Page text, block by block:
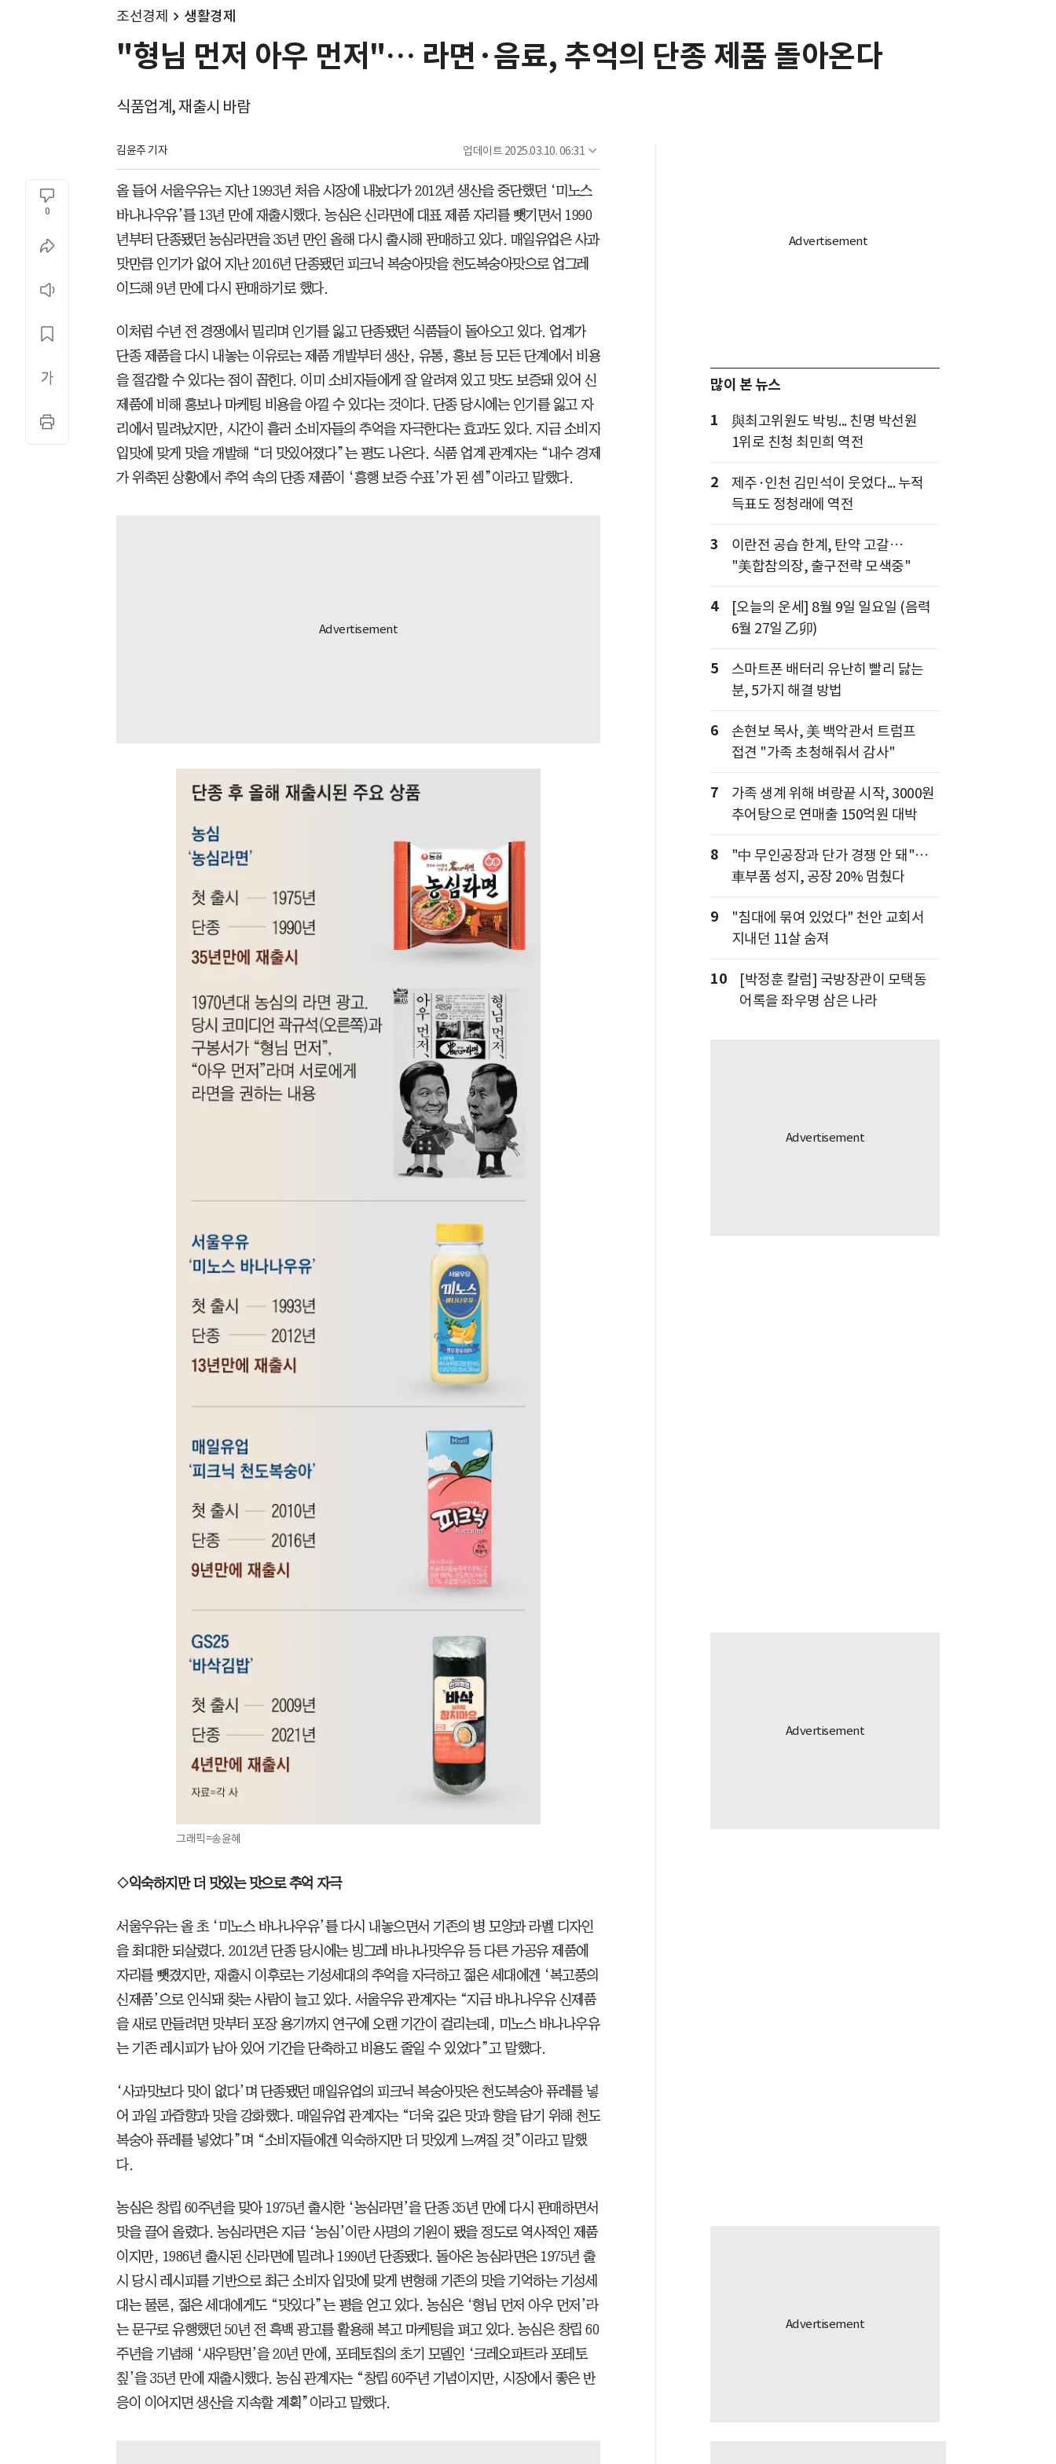
조선경제 생활경제
"형님 먼저 아우 먼저"… 라면·음료, 추억의 단종 제품 돌아온다
식품업계, 재출시 바람
김윤주 기자 업데이트 2025.03.10. 06:31
0
올 들어 서울우유는 지난 1993년 처음 시장에 내놨다가 2012년 생산을 중단했던 ‘미노스
바나나우유’를 13년 만에 재출시했다. 농심은 신라면에 대표 제품 자리를 뺏기면서 1990
년부터 단종됐던 농심라면을 35년 만인 올해 다시 출시해 판매하고 있다. 매일유업은 사과
맛만큼 인기가 없어 지난 2016년 단종됐던 피크닉 복숭아맛을 천도복숭아맛으로 업그레
이드해 9년 만에 다시 판매하기로 했다.
이처럼 수년 전 경쟁에서 밀리며 인기를 잃고 단종됐던 식품들이 돌아오고 있다. 업계가
단종 제품을 다시 내놓는 이유로는 제품 개발부터 생산, 유통, 홍보 등 모든 단계에서 비용
을 절감할 수 있다는 점이 꼽힌다. 이미 소비자들에게 잘 알려져 있고 맛도 보증돼 있어 신
제품에 비해 홍보나 마케팅 비용을 아낄 수 있다는 것이다. 단종 당시에는 인기를 잃고 자
리에서 밀려났지만, 시간이 흘러 소비자들의 추억을 자극한다는 효과도 있다. 지금 소비자
입맛에 맞게 맛을 개발해 “더 맛있어졌다”는 평도 나온다. 식품 업계 관계자는 “내수 경제
가 위축된 상황에서 추억 속의 단종 제품이 ‘흥행 보증 수표’가 된 셈”이라고 말했다.
그래픽=송윤혜
◇익숙하지만 더 맛있는 맛으로 추억 자극
서울우유는 올 초 ‘미노스 바나나우유’를 다시 내놓으면서 기존의 병 모양과 라벨 디자인
을 최대한 되살렸다. 2012년 단종 당시에는 빙그레 바나나맛우유 등 다른 가공유 제품에
자리를 뺏겼지만, 재출시 이후로는 기성세대의 추억을 자극하고 젊은 세대에겐 ‘복고풍의
신제품’으로 인식돼 찾는 사람이 늘고 있다. 서울우유 관계자는 “지금 바나나우유 신제품
을 새로 만들려면 맛부터 포장 용기까지 연구에 오랜 기간이 걸리는데, 미노스 바나나우유
는 기존 레시피가 남아 있어 기간을 단축하고 비용도 줄일 수 있었다”고 말했다.
‘사과맛보다 맛이 없다’며 단종됐던 매일유업의 피크닉 복숭아맛은 천도복숭아 퓨레를 넣
어 과일 과즙향과 맛을 강화했다. 매일유업 관계자는 “더욱 깊은 맛과 향을 담기 위해 천도
복숭아 퓨레를 넣었다”며 “소비자들에겐 익숙하지만 더 맛있게 느껴질 것”이라고 말했
다.
농심은 창립 60주년을 맞아 1975년 출시한 ‘농심라면’을 단종 35년 만에 다시 판매하면서
맛을 끌어 올렸다. 농심라면은 지금 ‘농심’이란 사명의 기원이 됐을 정도로 역사적인 제품
이지만, 1986년 출시된 신라면에 밀려나 1990년 단종됐다. 돌아온 농심라면은 1975년 출
시 당시 레시피를 기반으로 최근 소비자 입맛에 맞게 변형해 기존의 맛을 기억하는 기성세
대는 물론, 젊은 세대에게도 “맛있다”는 평을 얻고 있다. 농심은 ‘형님 먼저 아우 먼저’라
는 문구로 유행했던 50년 전 흑백 광고를 활용해 복고 마케팅을 펴고 있다. 농심은 창립 60
주년을 기념해 ‘새우탕면’을 20년 만에, 포테토칩의 초기 모델인 ‘크레오파트라 포테토
칲’을 35년 만에 재출시했다. 농심 관계자는 “창립 60주년 기념이지만, 시장에서 좋은 반
응이 이어지면 생산을 지속할 계획”이라고 말했다.
많이 본 뉴스
1
與최고위원도 박빙... 친명 박선원
1위로 친청 최민희 역전
2
제주·인천 김민석이 웃었다... 누적
득표도 정청래에 역전
3
이란전 공습 한계, 탄약 고갈…
"美합참의장, 출구전략 모색중"
4
[오늘의 운세] 8월 9일 일요일 (음력
6월 27일 乙卯)
5
스마트폰 배터리 유난히 빨리 닳는
분, 5가지 해결 방법
6
손현보 목사, 美 백악관서 트럼프
접견 "가족 초청해줘서 감사"
7
가족 생계 위해 벼랑끝 시작, 3000원
추어탕으로 연매출 150억원 대박
8
"中 무인공장과 단가 경쟁 안 돼"…
車부품 성지, 공장 20% 멈췄다
9
"침대에 묶여 있었다" 천안 교회서
지내던 11살 숨져
10
[박정훈 칼럼] 국방장관이 모택동
어록을 좌우명 삼은 나라